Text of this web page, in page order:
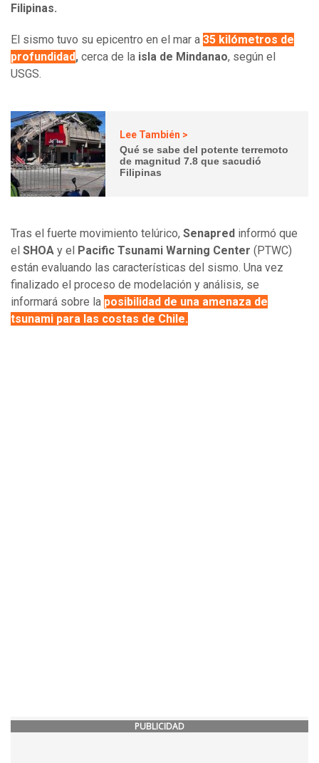
Filipinas.
El sismo tuvo su epicentro en el mar a 35 kilómetros de
profundidad, cerca de la isla de Mindanao, según el
USGS.
Lee También >
Qué se sabe del potente terremoto
de magnitud 7.8 que sacudió
Filipinas
Tras el fuerte movimiento telúrico, Senapred informó que
el SHOA y el Pacific Tsunami Warning Center (PTWC)
están evaluando las características del sismo. Una vez
finalizado el proceso de modelación y análisis, se
informará sobre la posibilidad de una amenaza de
tsunami para las costas de Chile.
PUBLICIDAD